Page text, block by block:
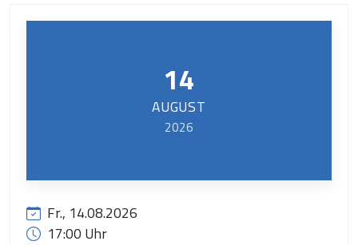
14
AUGUST
2026
Fr., 14.08.2026
17:00 Uhr